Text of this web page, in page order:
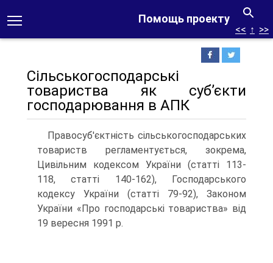
Помощь проекту
<< ↑ >>
Сільськогосподарські
товариства як суб’єкти
господарю­вання в АПК
Правосуб'єктність сільськогосподарських
товариств регламен­тується, зокрема,
Цивільним кодексом України (статті 113-
118, статті 140-162), Господарського
кодексу України (статті 79-92), Законом
України «Про господарські товариства» від
19 вересня 1991 р.